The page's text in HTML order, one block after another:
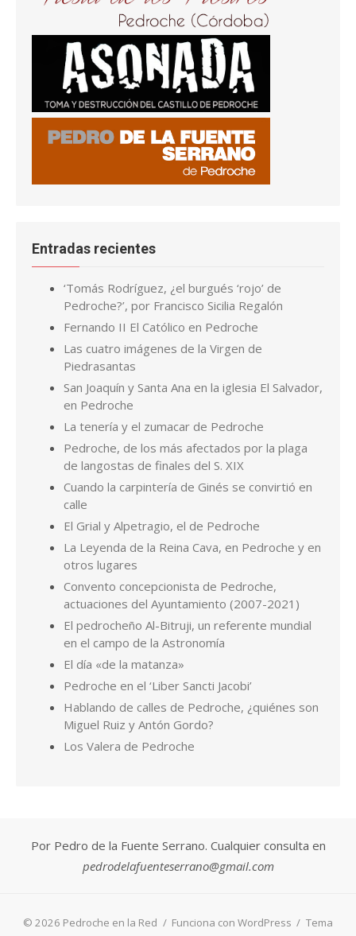
Entradas recientes
‘Tomás Rodríguez, ¿el burgués ‘rojo’ de
Pedroche?’, por Francisco Sicilia Regalón
Fernando II El Católico en Pedroche
Las cuatro imágenes de la Virgen de
Piedrasantas
San Joaquín y Santa Ana en la iglesia El Salvador,
en Pedroche
La tenería y el zumacar de Pedroche
Pedroche, de los más afectados por la plaga
de langostas de finales del S. XIX
Cuando la carpintería de Ginés se convirtió en
calle
El Grial y Alpetragio, el de Pedroche
La Leyenda de la Reina Cava, en Pedroche y en
otros lugares
Convento concepcionista de Pedroche,
actuaciones del Ayuntamiento (2007-2021)
El pedrocheño Al-Bitruji, un referente mundial
en el campo de la Astronomía
El día «de la matanza»
Pedroche en el ‘Liber Sancti Jacobi’
Hablando de calles de Pedroche, ¿quiénes son
Miguel Ruiz y Antón Gordo?
Los Valera de Pedroche
Por Pedro de la Fuente Serrano. Cualquier consulta en
pedrodelafuenteserrano@gmail.com
© 2026 Pedroche en la Red / Funciona con WordPress / Tema